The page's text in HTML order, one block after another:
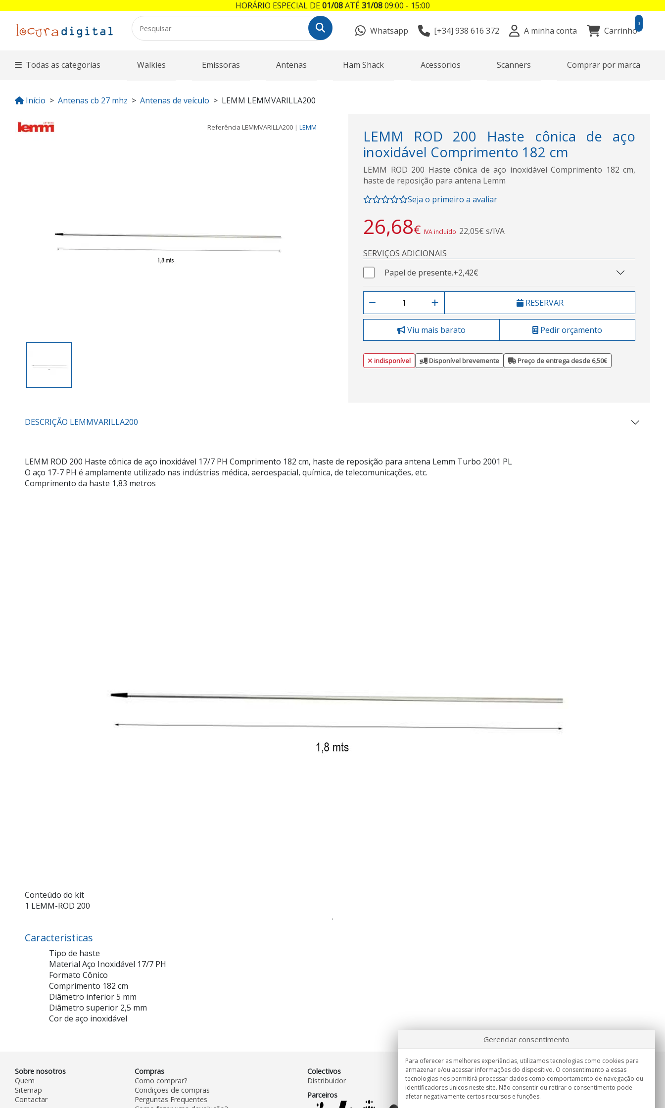
Whatsapp [+34] 938 616 372 A minha conta Carrinho
0
Todas as categorias Walkies Emissoras Antenas Ham Shack Acessorios Scanners Comprar por marca
Início Antenas cb 27 mhz Antenas de veículo LEMM LEMMVARILLA200
Referência LEMMVARILLA200 | LEMM
LEMM ROD 200 Haste cônica de aço
inoxidável Comprimento 182 cm
LEMM ROD 200 Haste cônica de aço inoxidável Comprimento 182 cm,
haste de reposição para antena Lemm
Seja o primeiro a avaliar
26,68€ IVA incluído 22,05€ s/IVA
SERVIÇOS ADICIONAIS
Papel de presente.+2,42€
RESERVAR
Viu mais barato Pedir orçamento
indisponível Disponível brevemente Preço de entrega desde 6,50€
DESCRIÇÃO LEMMVARILLA200
LEMM ROD 200 Haste cônica de aço inoxidável 17/7 PH Comprimento 182 cm, haste de reposição para antena Lemm Turbo 2001 PL
O aço 17-7 PH é amplamente utilizado nas indústrias médica, aeroespacial, química, de telecomunicações, etc.
Comprimento da haste 1,83 metros
Conteúdo do kit
1 LEMM-ROD 200
.
Caracteristicas
Tipo de haste
Material Aço Inoxidável 17/7 PH
Formato Cônico
Comprimento 182 cm
Diâmetro inferior 5 mm
Diâmetro superior 2,5 mm
Cor de aço inoxidável
Sobre nosotros
Quem
Sitemap
Contactar
Compras
Como comprar?
Condições de compras
Perguntas Frequentes
Colectivos
Distribuidor
Parceiros
Informação
Seg.-Sex. 9:00h - 15:00h.
Entrega em
Gerenciar consentimento
Para oferecer as melhores experiências, utilizamos tecnologias como cookies para
armazenar e/ou acessar informações do dispositivo. O consentimento a essas
tecnologias nos permitirá processar dados como comportamento de navegação ou
identificadores únicos neste site. Não consentir ou retirar o consentimento pode
afetar negativamente certos recursos e funções.
HORÁRIO ESPECIAL DE01/08ATÉ31/0809:00 - 15:00